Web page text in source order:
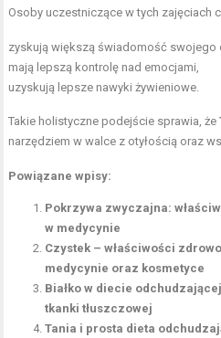
Osoby uczestniczące w tych zajęciach
zyskują większą świadomość swojego
mają lepszą kontrolę nad emocjami,
uzyskują lepsze nawyki żywieniowe.
Takie holistyczne podejście sprawia, że
narzędziem w walce z otyłością oraz
Powiązane wpisy:
Pokrzywa zwyczajna:
w medycynie
Czystek – właściwości
medycynie oraz kosmetyce
Białko w diecie
tkanki tłuszczowej
Tania i prosta dieta